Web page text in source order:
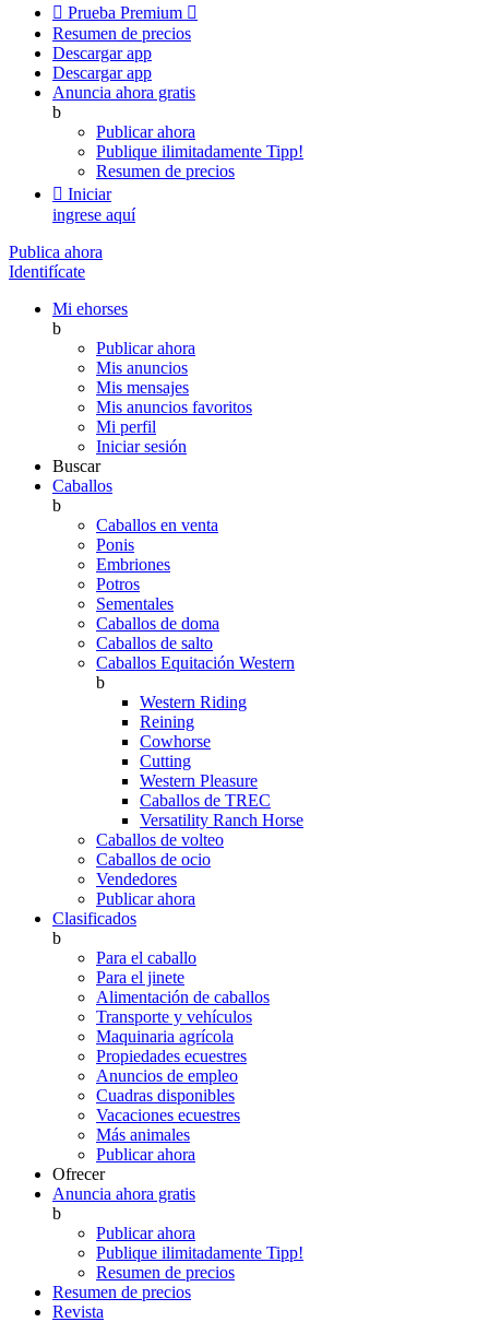
 Prueba Premium 
Resumen de precios
Descargar app
Descargar app
Anuncia ahora gratis
b
Publicar ahora
Publique ilimitadamente Tipp!
Resumen de precios
 Iniciar
ingrese aquí
Publica ahora
Identifícate
Mi ehorses
b
Publicar ahora
Mis anuncios
Mis mensajes
Mis anuncios favoritos
Mi perfil
Iniciar sesión
Buscar
Caballos
b
Caballos en venta
Ponis
Embriones
Potros
Sementales
Caballos de doma
Caballos de salto
Caballos Equitación Western
b
Western Riding
Reining
Cowhorse
Cutting
Western Pleasure
Caballos de TREC
Versatility Ranch Horse
Caballos de volteo
Caballos de ocio
Vendedores
Publicar ahora
Clasificados
b
Para el caballo
Para el jinete
Alimentación de caballos
Transporte y vehículos
Maquinaria agrícola
Propiedades ecuestres
Anuncios de empleo
Cuadras disponibles
Vacaciones ecuestres
Más animales
Publicar ahora
Ofrecer
Anuncia ahora gratis
b
Publicar ahora
Publique ilimitadamente Tipp!
Resumen de precios
Resumen de precios
Revista